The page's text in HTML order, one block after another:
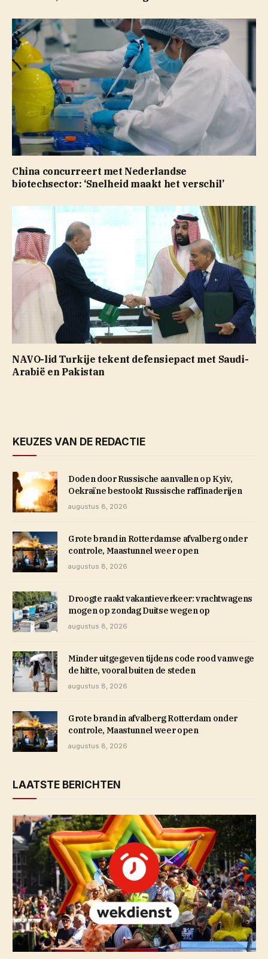
China concurreert met Nederlandse
biotechsector: ‘Snelheid maakt het verschil’
NAVO-lid Turkije tekent defensiepact met Saudi-
Arabië en Pakistan
KEUZES VAN DE REDACTIE
Doden door Russische aanvallen op Kyiv,
Oekraïne bestookt Russische raffinaderijen
augustus 8, 2026
Grote brand in Rotterdamse afvalberg onder
controle, Maastunnel weer open
augustus 8, 2026
Droogte raakt vakantieverkeer: vrachtwagens
mogen op zondag Duitse wegen op
augustus 8, 2026
Minder uitgegeven tijdens code rood vanwege
de hitte, vooral buiten de steden
augustus 8, 2026
Grote brand in afvalberg Rotterdam onder
controle, Maastunnel weer open
augustus 8, 2026
LAATSTE BERICHTEN